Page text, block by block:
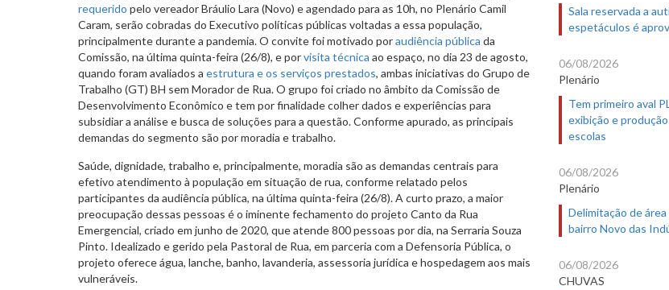
requerido pelo vereador Bráulio Lara (Novo) e agendado para as 10h, no Plenário Camil
Caram, serão cobradas do Executivo políticas públicas voltadas a essa população,
principalmente durante a pandemia. O convite foi motivado poraudiência pública da
Comissão, na última quinta-feira (26/8), e porvisita técnica ao espaço, no dia 23 de agosto,
quando foram avaliados a estrutura e os serviços prestados, ambas iniciativas do Grupo de
Trabalho (GT) BH sem Morador de Rua. O grupo foi criado no âmbito da Comissão de
Desenvolvimento Econômico e tem por finalidade colher dados e experiências para
subsidiar a análise e busca de soluções para a questão. Conforme apurado, as principais
demandas do segmento são por moradia e trabalho.
Saúde, dignidade, trabalho e, principalmente, moradia são as demandas centrais para
efetivo atendimento à população em situação de rua, conforme relatado pelos
participantes da audiência pública, na última quinta-feira (26/8). A curto prazo, a maior
preocupação dessas pessoas é o iminente fechamento do projeto Canto da Rua
Emergencial, criado em junho de 2020, que atende 800 pessoas por dia, na Serraria Souza
Pinto. Idealizado e gerido pela Pastoral de Rua, em parceria com a Defensoria Pública, o
projeto oferece água, lanche, banho, lavanderia, assessoria jurídica e hospedagem aos mais
vulneráveis.
Sala reservada a
espetáculos é
06/08/2026
Plenário
Tem primeiro aval
exibição e
escolas
06/08/2026
Plenário
Delimitação de área
bairro Novo das
06/08/2026
CHUVAS